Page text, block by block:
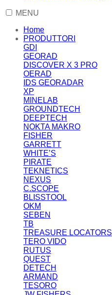
MENU
Home
PRODUTTORI
GDI
GEORAD
DISCOVER X 3 PRO
OERAD
IDS GEORADAR
XP
MINELAB
GROUNDTECH
DEEPTECH
NOKTA MAKRO
FISHER
GARRETT
WHITE’S
PIRATE
TEKNETICS
NEXUS
C.SCOPE
BLISSTOOL
OKM
SEBEN
TB
TREASURE LOCATORS
TERO VIDO
RUTUS
QUEST
DETECH
ARMAND
TESORO